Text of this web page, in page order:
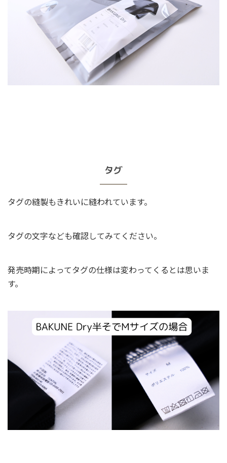
タグ
タグの縫製もきれいに縫われています。
タグの文字なども確認してみてください。
発売時期によってタグの仕様は変わってくるとは思いま
す。